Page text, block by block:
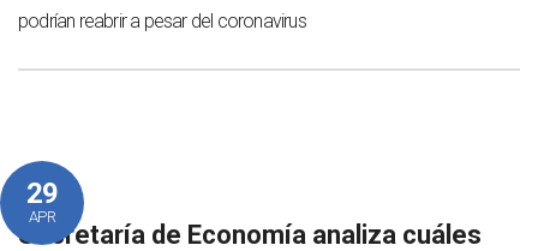
podrían reabrir a pesar del coronavirus
29
APR
Secretaría de Economía analiza cuáles